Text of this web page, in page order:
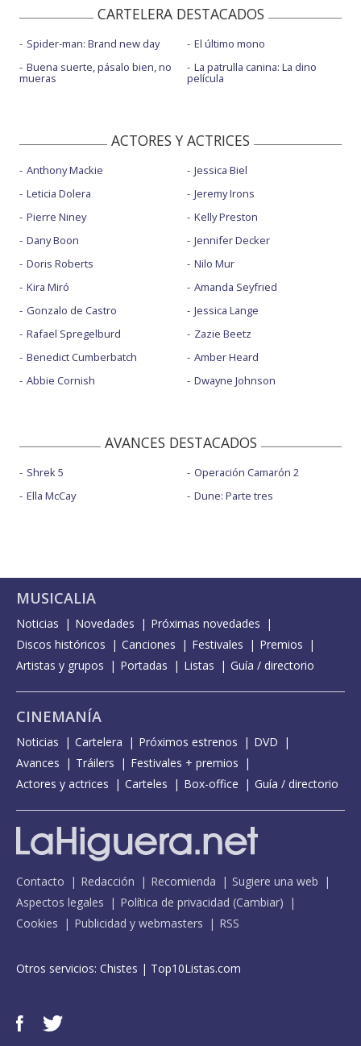
CARTELERA DESTACADOS
Spider-man: Brand new day
Buena suerte, pásalo bien, no
mueras
El último mono
La patrulla canina: La dino
película
ACTORES Y ACTRICES
Anthony Mackie
Leticia Dolera
Pierre Niney
Dany Boon
Doris Roberts
Kira Miró
Gonzalo de Castro
Rafael Spregelburd
Benedict Cumberbatch
Abbie Cornish
Jessica Biel
Jeremy Irons
Kelly Preston
Jennifer Decker
Nilo Mur
Amanda Seyfried
Jessica Lange
Zazie Beetz
Amber Heard
Dwayne Johnson
AVANCES DESTACADOS
Shrek 5
Ella McCay
Operación Camarón 2
Dune: Parte tres
MUSICALIA
Noticias Novedades
Próximas novedades
Discos históricos
Canciones Festivales
Premios
Artistas y grupos
Portadas Listas Guía / directorio
CINEMANÍA
Noticias Cartelera Próximos estrenos
DVD
Avances
Tráilers
Festivales + premios
Actores y actrices
Carteles Box-office Guía / directorio
Contacto Redacción Recomienda
Sugiere una web
Aspectos legales
Política de privacidad (Cambiar)
Cookies
Publicidad y webmasters RSS
Otros servicios: Chistes | Top10Listas.com